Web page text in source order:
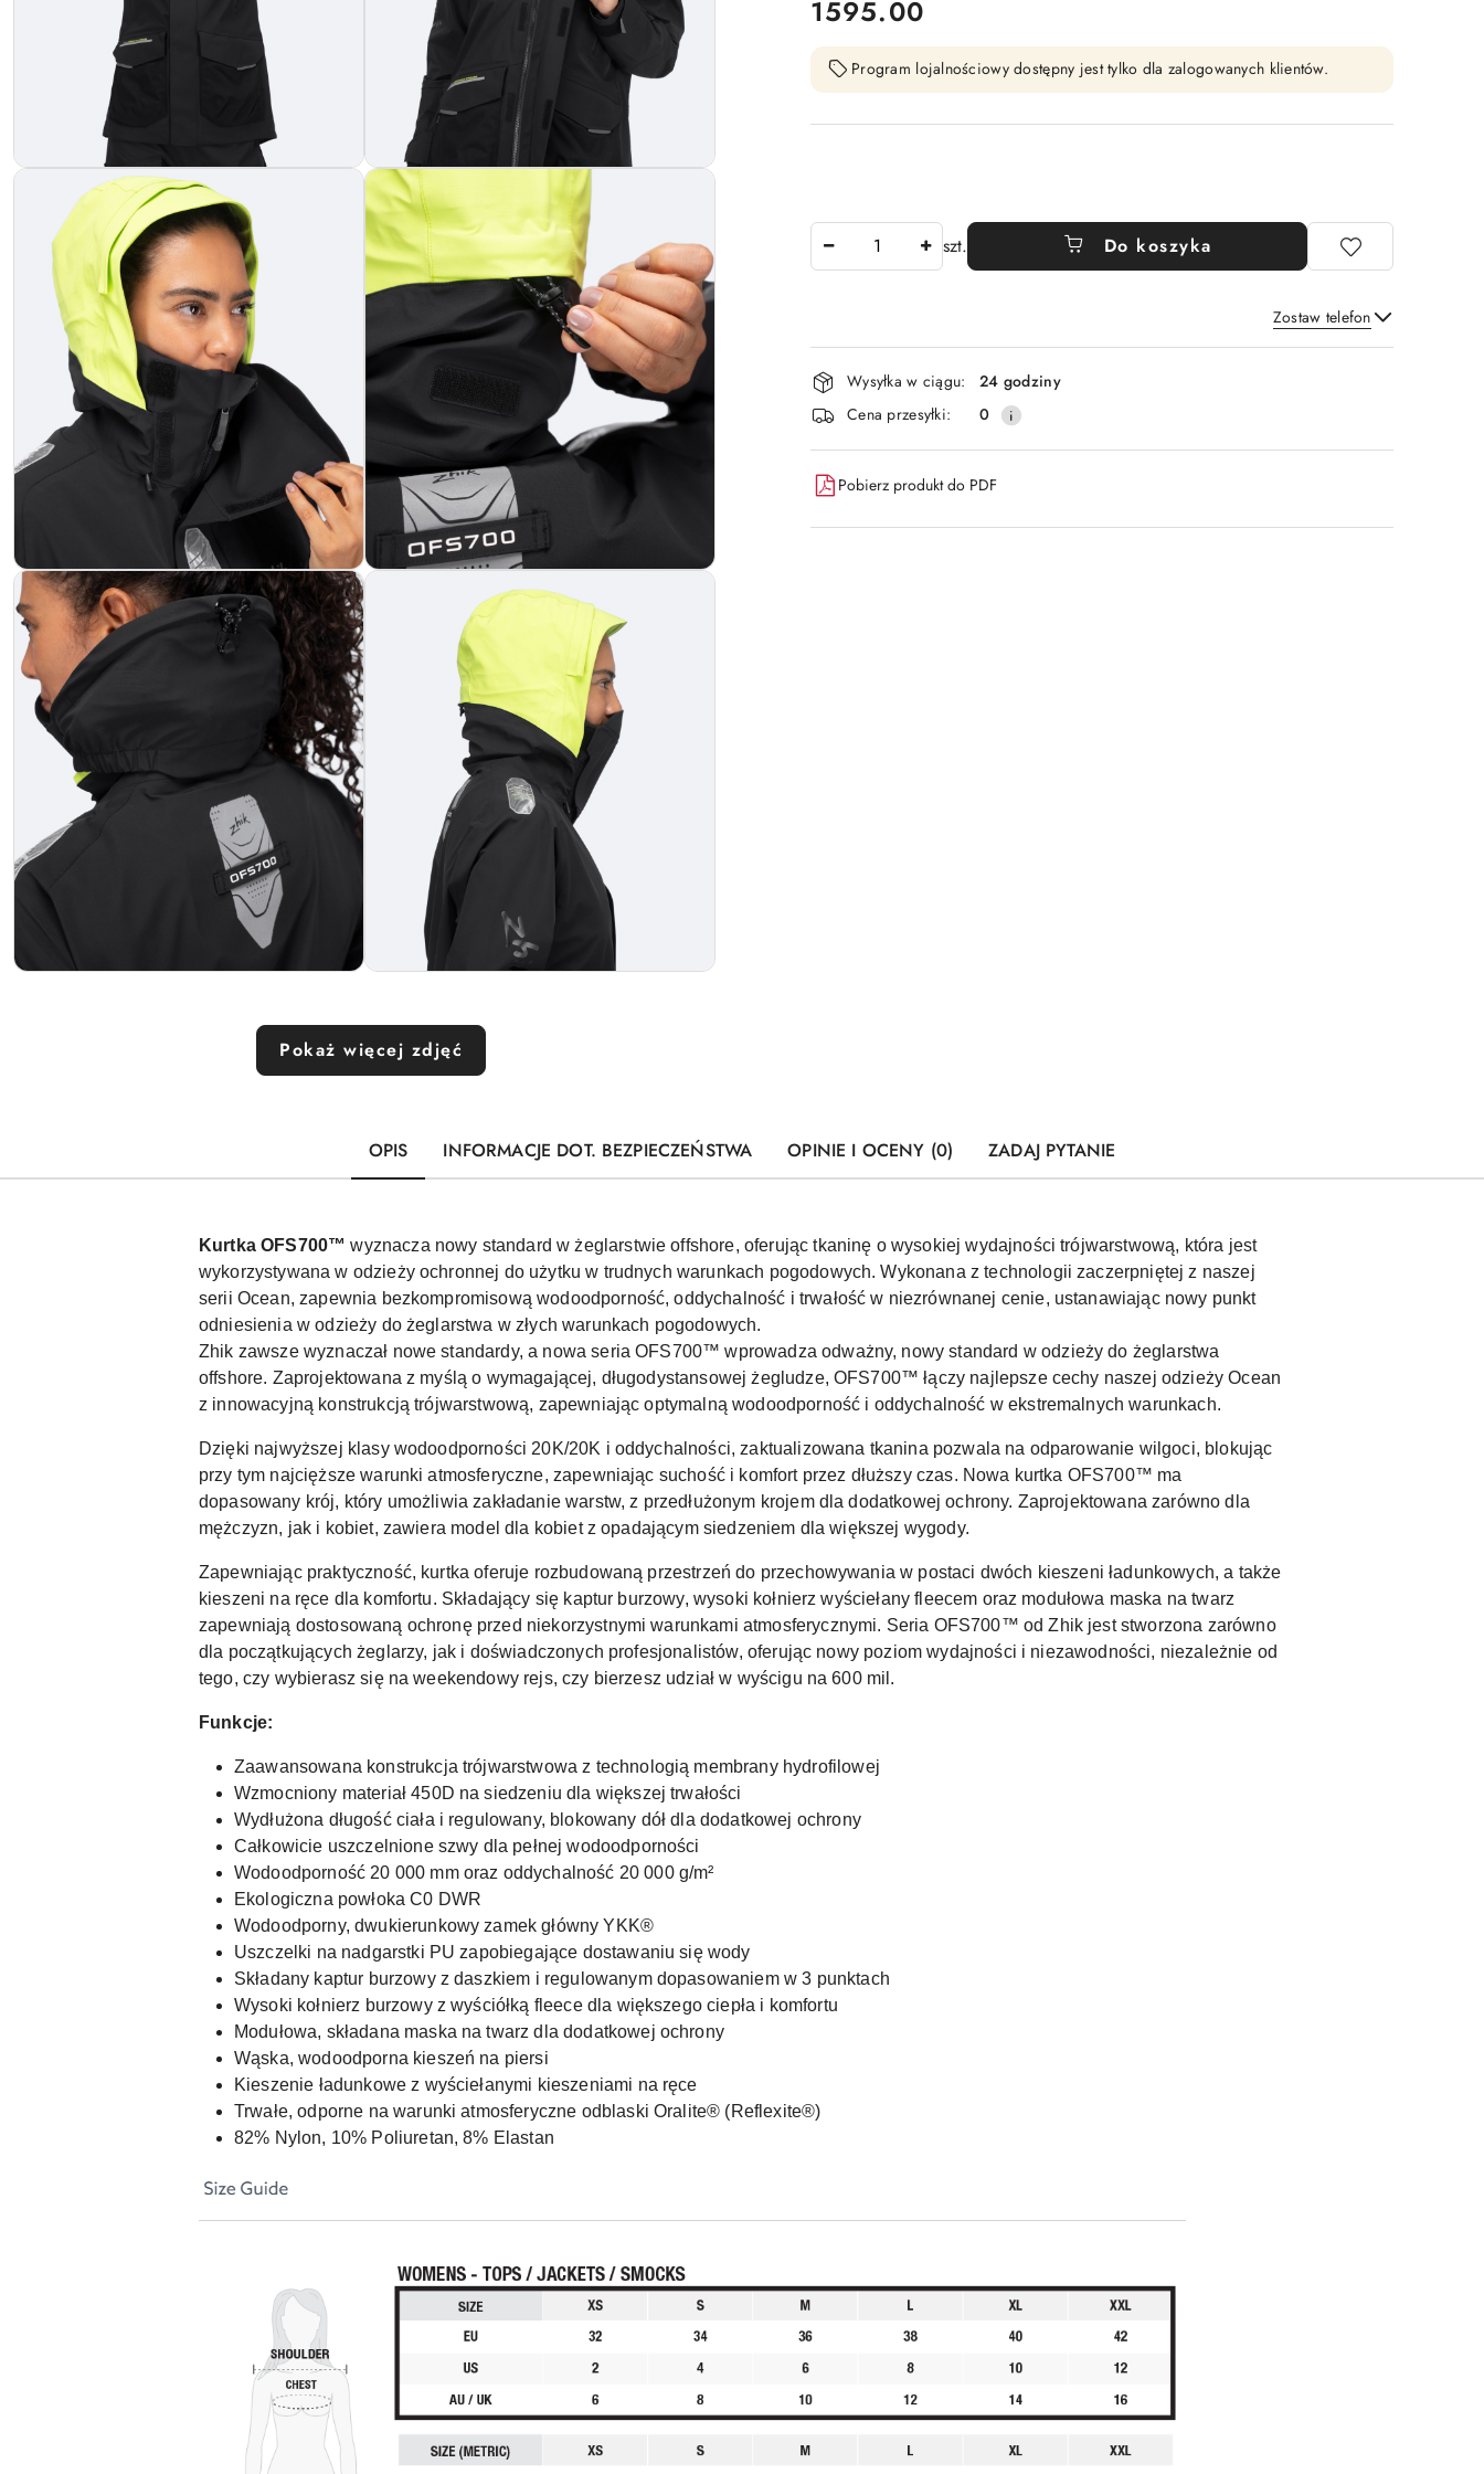
Pokaż więcej zdjęć
cena:
1595.00
Program lojalnościowy dostępny jest tylko dla zalogowanych klientów.
szt. Do koszyka
Zostaw telefon
Wyślij
Dostępność
i
dostawa
Wysyłka w ciągu:
24 godziny
Cena przesyłki:
0
Pobierz produkt do PDF
OPIS INFORMACJE DOT. BEZPIECZEŃSTWA OPINIE I OCENY (0) ZADAJ PYTANIE
Kurtka OFS700™ wyznacza nowy standard w żeglarstwie offshore, oferując tkaninę o wysokiej wydajności trójwarstwową, która jest
wykorzystywana w odzieży ochronnej do użytku w trudnych warunkach pogodowych. Wykonana z technologii zaczerpniętej z naszej
serii Ocean, zapewnia bezkompromisową wodoodporność, oddychalność i trwałość w niezrównanej cenie, ustanawiając nowy punkt
odniesienia w odzieży do żeglarstwa w złych warunkach pogodowych.
Zhik zawsze wyznaczał nowe standardy, a nowa seria OFS700™ wprowadza odważny, nowy standard w odzieży do żeglarstwa
offshore. Zaprojektowana z myślą o wymagającej, długodystansowej żegludze, OFS700™ łączy najlepsze cechy naszej odzieży Ocean
z innowacyjną konstrukcją trójwarstwową, zapewniając optymalną wodoodporność i oddychalność w ekstremalnych warunkach.
Dzięki najwyższej klasy wodoodporności 20K/20K i oddychalności, zaktualizowana tkanina pozwala na odparowanie wilgoci, blokując
przy tym najcięższe warunki atmosferyczne, zapewniając suchość i komfort przez dłuższy czas. Nowa kurtka OFS700™ ma
dopasowany krój, który umożliwia zakładanie warstw, z przedłużonym krojem dla dodatkowej ochrony. Zaprojektowana zarówno dla
mężczyzn, jak i kobiet, zawiera model dla kobiet z opadającym siedzeniem dla większej wygody.
Zapewniając praktyczność, kurtka oferuje rozbudowaną przestrzeń do przechowywania w postaci dwóch kieszeni ładunkowych, a także
kieszeni na ręce dla komfortu. Składający się kaptur burzowy, wysoki kołnierz wyściełany fleecem oraz modułowa maska na twarz
zapewniają dostosowaną ochronę przed niekorzystnymi warunkami atmosferycznymi. Seria OFS700™ od Zhik jest stworzona zarówno
dla początkujących żeglarzy, jak i doświadczonych profesjonalistów, oferując nowy poziom wydajności i niezawodności, niezależnie od
tego, czy wybierasz się na weekendowy rejs, czy bierzesz udział w wyścigu na 600 mil.
Funkcje:
Zaawansowana konstrukcja trójwarstwowa z technologią membrany hydrofilowej
Wzmocniony materiał 450D na siedzeniu dla większej trwałości
Wydłużona długość ciała i regulowany, blokowany dół dla dodatkowej ochrony
Całkowicie uszczelnione szwy dla pełnej wodoodporności
Wodoodporność 20 000 mm oraz oddychalność 20 000 g/m²
Ekologiczna powłoka C0 DWR
Wodoodporny, dwukierunkowy zamek główny YKK®
Uszczelki na nadgarstki PU zapobiegające dostawaniu się wody
Składany kaptur burzowy z daszkiem i regulowanym dopasowaniem w 3 punktach
Wysoki kołnierz burzowy z wyściółką fleece dla większego ciepła i komfortu
Modułowa, składana maska na twarz dla dodatkowej ochrony
Wąska, wodoodporna kieszeń na piersi
Kieszenie ładunkowe z wyściełanymi kieszeniami na ręce
Trwałe, odporne na warunki atmosferyczne odblaski Oralite® (Reflexite®)
82% Nylon, 10% Poliuretan, 8% Elastan